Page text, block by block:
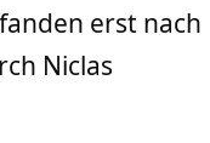
erst nach
Niclas